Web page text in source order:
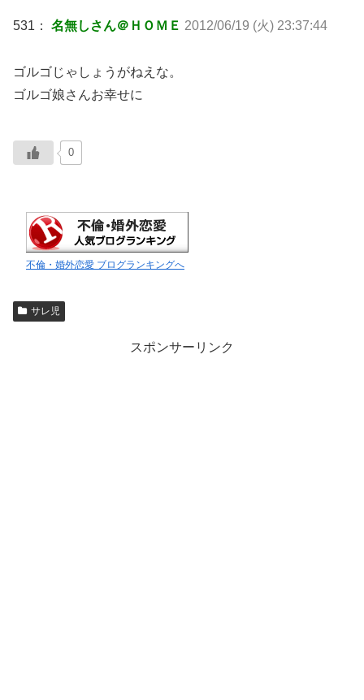
531： 名無しさん＠ＨＯＭＥ 2012/06/19 (火) 23:37:44
ゴルゴじゃしょうがねえな。
ゴルゴ娘さんお幸せに
0
不倫・婚外恋愛 ブログランキングへ
サレ児
スポンサーリンク